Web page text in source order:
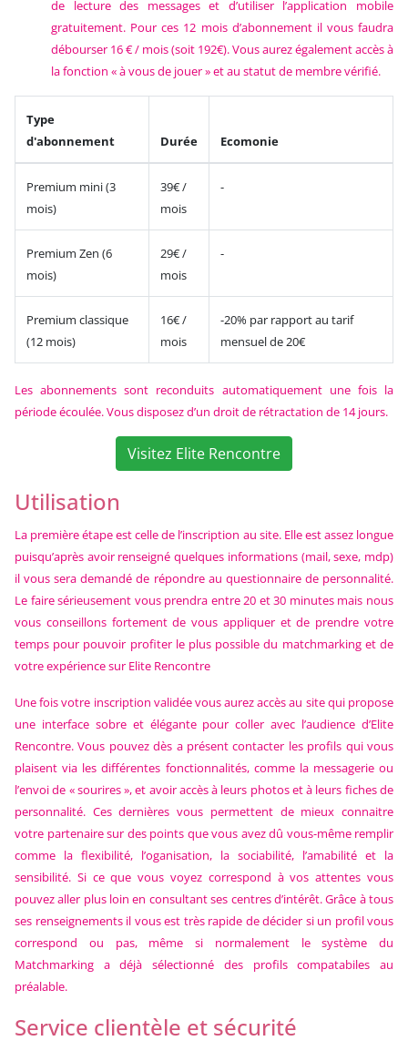
de lecture des messages et d’utiliser l’application mobile
gratuitement. Pour ces 12 mois d’abonnement il vous faudra
débourser 16 € / mois (soit 192€). Vous aurez également accès à
la fonction « à vous de jouer » et au statut de membre vérifié.
Type
d'abonnement
Durée Ecomonie
Premium mini (3
mois)
39€ /
mois
-
Premium Zen (6
mois)
29€ /
mois
-
Premium classique
(12 mois)
16€ /
mois
-20% par rapport au tarif
mensuel de 20€
Les abonnements sont reconduits automatiquement une fois la
période écoulée. Vous disposez d’un droit de rétractation de 14 jours.
Visitez Elite Rencontre
Utilisation
La première étape est celle de l’inscription au site. Elle est assez longue
puisqu’après avoir renseigné quelques informations (mail, sexe, mdp)
il vous sera demandé de répondre au questionnaire de personnalité.
Le faire sérieusement vous prendra entre 20 et 30 minutes mais nous
vous conseillons fortement de vous appliquer et de prendre votre
temps pour pouvoir profiter le plus possible du matchmarking et de
votre expérience sur Elite Rencontre
Une fois votre inscription validée vous aurez accès au site qui propose
une interface sobre et élégante pour coller avec l’audience d’Elite
Rencontre. Vous pouvez dès a présent contacter les profils qui vous
plaisent via les différentes fonctionnalités, comme la messagerie ou
l’envoi de « sourires », et avoir accès à leurs photos et à leurs fiches de
personnalité. Ces dernières vous permettent de mieux connaitre
votre partenaire sur des points que vous avez dû vous-même remplir
comme la flexibilité, l’oganisation, la sociabilité, l’amabilité et la
sensibilité. Si ce que vous voyez correspond à vos attentes vous
pouvez aller plus loin en consultant ses centres d’intérêt. Grâce à tous
ses renseignements il vous est très rapide de décider si un profil vous
correspond ou pas, même si normalement le système du
Matchmarking a déjà sélectionné des profils compatabiles au
préalable.
Service clientèle et sécurité